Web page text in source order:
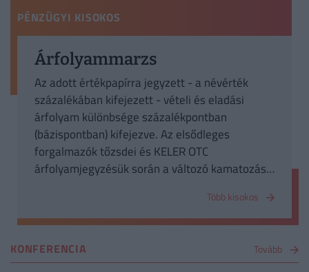
PÉNZÜGYI KISOKOS
Árfolyammarzs
Az adott értékpapírra jegyzett - a névérték
százalékában kifejezett - vételi és eladási
árfolyam különbsége százalékpontban
(bázispontban) kifejezve. Az elsődleges
forgalmazók tőzsdei és KELER OTC
árfolyamjegyzésük során a változó kamatozású
alkalmazhatnak.
Több kisokos
KONFERENCIA Tovább